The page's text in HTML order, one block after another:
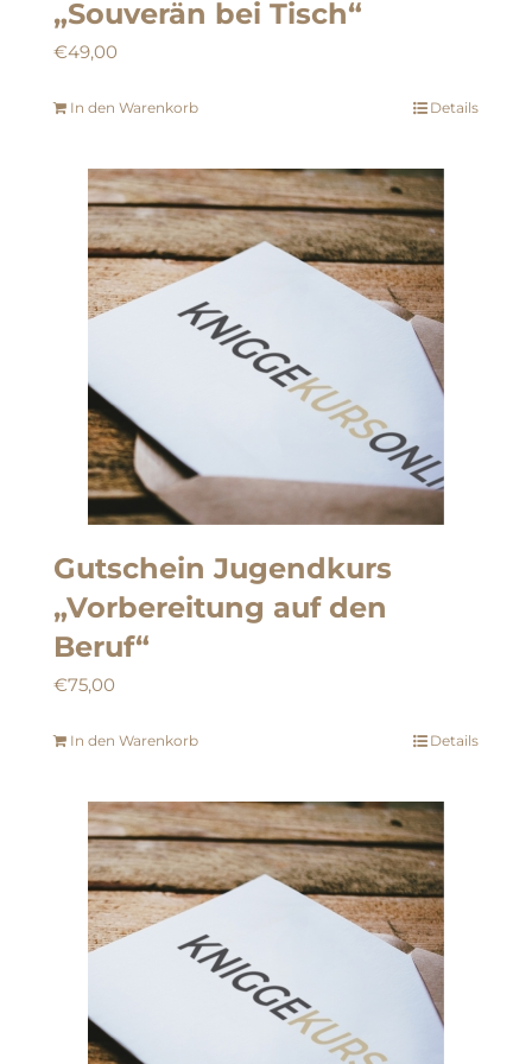
„Souverän bei Tisch“
€49,00
In den Warenkorb Details
Gutschein Jugendkurs
„Vorbereitung auf den
Beruf“
€75,00
In den Warenkorb Details